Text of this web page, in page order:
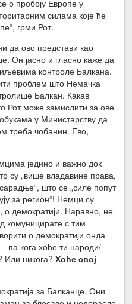
о пробоју Европе у
силама које ће
грми Рот.
да ово представи као
Он јасно и гласно каже да
контроле Балкана.
проблем што Немачка
Балкан. Какав
Рот може замислити за ове
у Министарству да
треба чобанин. Ево,
једино и важно док
су „више владавине права,
што се „силе попут
за регион“! Немци су
демократији. Наравно, не
комуницирате с тим
о демократији онда
па кога хоће ти народи/
Или никога?Хоће свој
за Балканце. Они